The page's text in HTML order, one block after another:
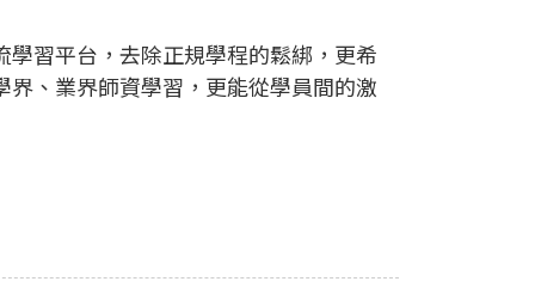
習平台，去除正規學程的鬆綁，更希
、業界師資學習，更能從學員間的激